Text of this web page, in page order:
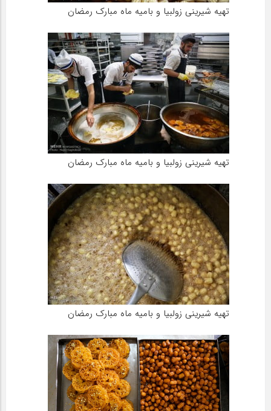
تهیه شیرینی زولبیا و بامیه ماه مبارک رمضان
تهیه شیرینی زولبیا و بامیه ماه مبارک رمضان
تهیه شیرینی زولبیا و بامیه ماه مبارک رمضان